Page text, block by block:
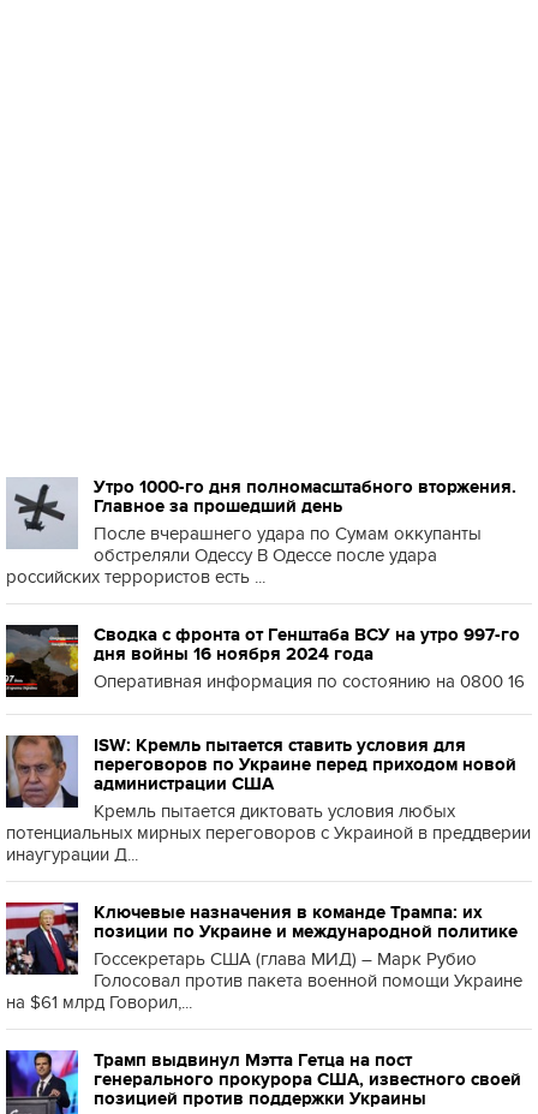
Утро 1000-го дня полномасштабного вторжения.
Главное за прошедший день
После вчерашнего удара по Сумам оккупанты
обстреляли Одессу В Одессе после удара
российских террористов есть ...
Сводка с фронта от Генштаба ВСУ на утро 997-го
дня войны 16 ноября 2024 года
Оперативная информация по состоянию на 0800 16
ISW: Кремль пытается ставить условия для
переговоров по Украине перед приходом новой
администрации США
Кремль пытается диктовать условия любых
потенциальных мирных переговоров с Украиной в преддверии
инаугурации Д...
Ключевые назначения в команде Трампа: их
позиции по Украине и международной политике
Госсекретарь США (глава МИД) – Марк Рубио
Голосовал против пакета военной помощи Украине
на $61 млрд Говорил,...
Трамп выдвинул Мэтта Гетца на пост
генерального прокурора США, известного своей
позицией против поддержки Украины